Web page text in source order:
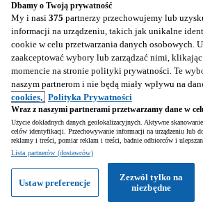
Peugeot Expert L2 Automat
1997 cm3 • 177 KM • L2 Automat cena Brutto
159 000 km Diesel
177 KM
2022
Biskupice (Wielkopolskie)
Prywatny sprzedawca • Opublikowano
Dbamy o Twoją prywatność
My i nasi 375 partnerzy przechowujemy lub
informacji na urządzeniu, takich jak unikalne
cookie w celu przetwarzania danych osobowych.
zaakceptować wybory lub zarządzać nimi,
momencie na stronie polityki prywatności. Te
naszym partnerom i nie będą miały wpływu na
cookies, Polityka Prywatności
Wraz z naszymi partnerami przetwarzamy dane w
Użycie dokładnych danych geolokalizacyjnych. Aktywne
celów identyfikacji. Przechowywanie informacji na urządzeniu lub
reklamy i treści, pomiar reklam i treści, badnie odbiorców i
Lista partnerów (dostawców)
Zezwól tylko na
niezbędne
Ustaw preferencje